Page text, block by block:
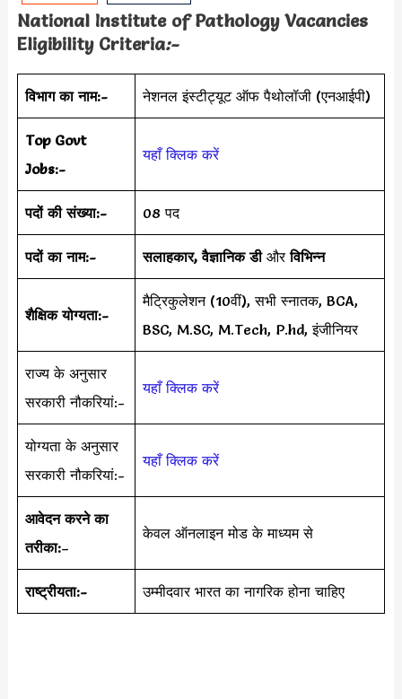
National Institute of Pathology Vacancies
Eligibility Criteria:-
विभाग का नाम:- नेशनल इंस्टीट्यूट ऑफ पैथोलॉजी (एनआईपी)
Top Govt
Jobs:-
यहाँ क्लिक करें
पदों की संख्या:- 08 पद
पदों का नाम:- सलाहकार, वैज्ञानिक डी औरविभिन्न
शैक्षिक योग्यता:-
मैट्रिकुलेशन (10वीं), सभी स्नातक, BCA,
BSC, M.SC, M.Tech, P.hd, इंजीनियर
राज्य के अनुसार
सरकारी नौकरियां:-
यहाँ क्लिक करें
योग्यता के अनुसार
सरकारी नौकरियां:-
यहाँ क्लिक करें
आवेदन करने का
तरीका:–
केवल ऑनलाइन मोड के माध्यम से
राष्ट्रीयता:- उम्मीदवार भारत का नागरिक होना चाहिए